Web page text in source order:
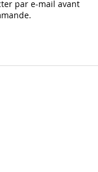
par e-mail avant